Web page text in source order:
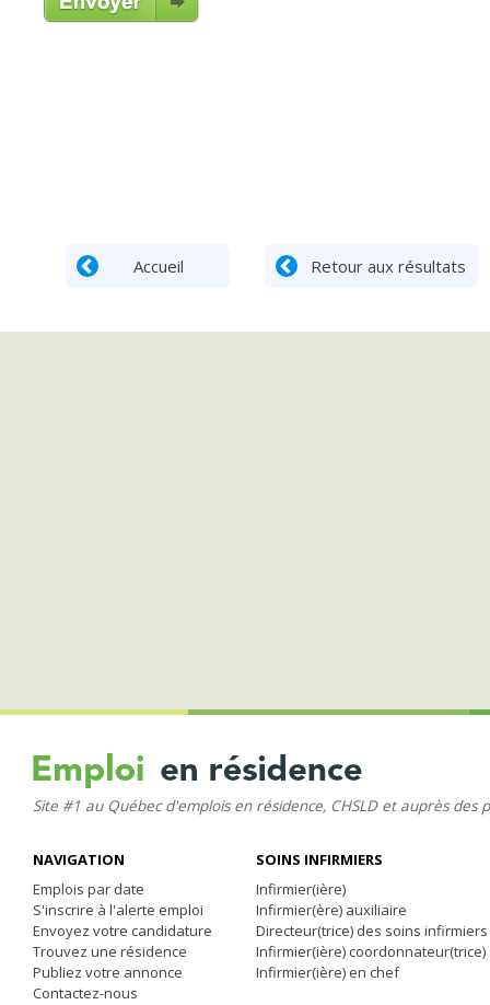
Accueil Retour aux résultats
Site #1 au Québec d'emplois en résidence, CHSLD et auprès des
NAVIGATION
Emplois par date
S'inscrire à l'alerte emploi
Envoyez votre candidature
Trouvez une résidence
Publiez votre annonce
Contactez-nous
SOINS INFIRMIERS
Infirmier(ière)
Infirmier(ère) auxiliaire
Directeur(trice) des soins infirmiers
Infirmier(ière) coordonnateur(trice)
Infirmier(ière) en chef